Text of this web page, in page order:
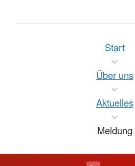
Start
Über uns
Aktuelles
Meldung